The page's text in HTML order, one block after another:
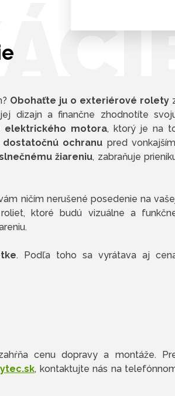
Obohaťte ju o exteriérové rolety
dizajn a finančne zhodnotíte
elektrického motora, ktorý je na
dostatočnú ochranu pred
žiareniu, zabraňuje
ničím nerušené posedenie na
ktoré budú vizuálne a
. Podľa toho sa vyrátava aj
cenu dopravy a montáže.
, kontaktujte nás na